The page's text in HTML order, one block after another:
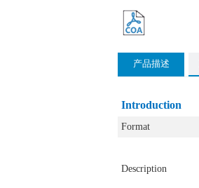
产品描述
Introduction
Format
Description